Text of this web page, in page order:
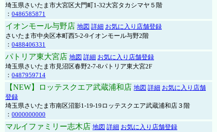
埼玉県さいたま市大宮区大門町1-32大宮タカシマヤ５階
： 0486585871
イオンモール与野店 地図 詳細 お気に入り店舗登録
さいたま市中央区本町西5-2-9イオンモール与野2階
： 0488406331
パトリア東大宮店 地図 詳細 お気に入り店舗登録
埼玉県さいたま市見沼区春野2-7-8パトリア東大宮2F
： 0487959714
【NEW】ロッテスクエア武蔵浦和店 地図 詳細 お気に入り店舗
登録
埼玉県さいたま市南区沼影1-19-19ロッテスクエア武蔵浦和店３階
： 0000000000
マルイファミリー志木店 地図 詳細 お気に入り店舗登録